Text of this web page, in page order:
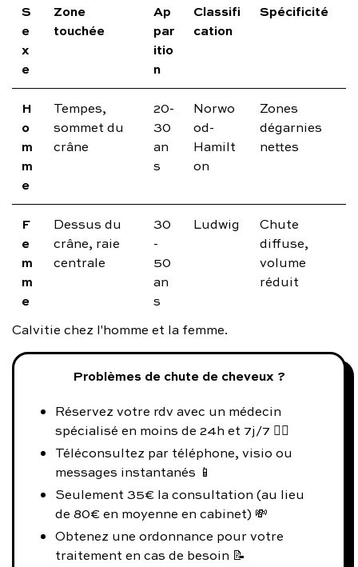
S
e
x
e
Zone
touchée
Ap
par
itio
n
Classifi
cation
Spécificité
H
o
m
m
e
Tempes,
sommet du
crâne
20-
30
an
s
Norwo
od-
Hamilt
on
Zones
dégarnies
nettes
F
e
m
m
e
Dessus du
crâne, raie
centrale
30
-
50
an
s
Ludwig
Chute
diffuse,
volume
réduit
Calvitie chez l'homme et la femme.
Problèmes de chute de cheveux ?
Réservez votre rdv avec un médecin
spécialisé en moins de 24h et 7j/7 👨‍⚕️
Téléconsultez par téléphone, visio ou
messages instantanés 📱
Seulement 35€ la consultation (au lieu
de 80€ en moyenne en cabinet) 💸
Obtenez une ordonnance pour votre
traitement en cas de besoin 📝